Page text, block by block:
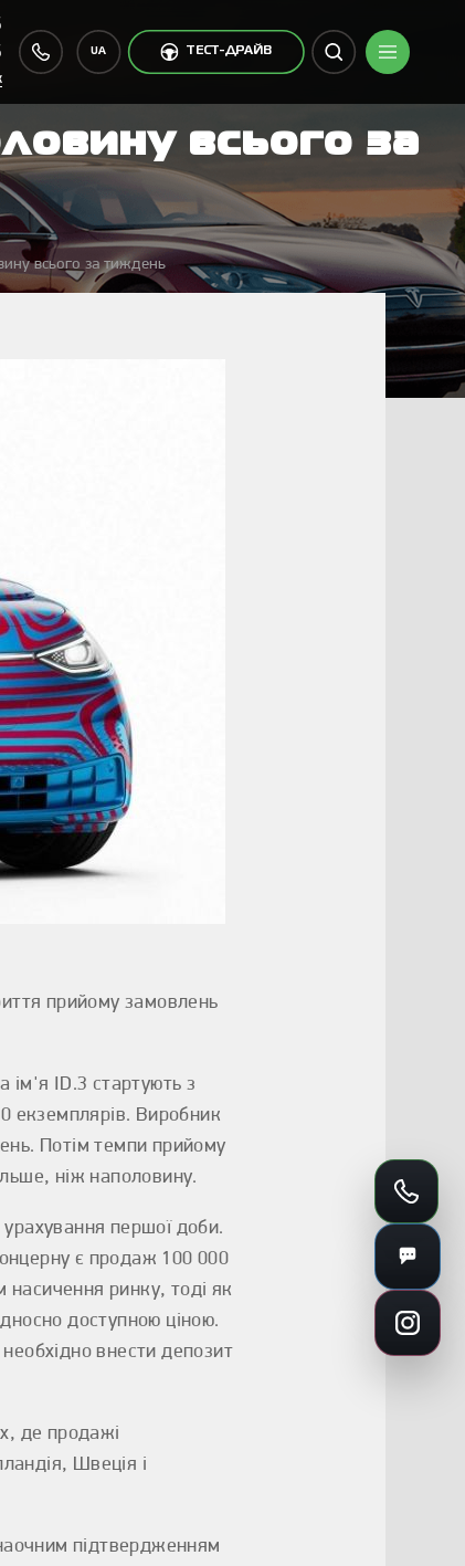
UA ТЕСТ-ДРАЙВ
всього за
всього за тиждень
прийому замовлень
ім'я ID.3 стартують з
екземплярів. Виробник
Потім темпи прийому
ніж наполовину.
першої доби.
є продаж 100 000
насичення ринку, тоді як
доступною ціною.
внести депозит
де продажі
Швеція і
підтвердженням